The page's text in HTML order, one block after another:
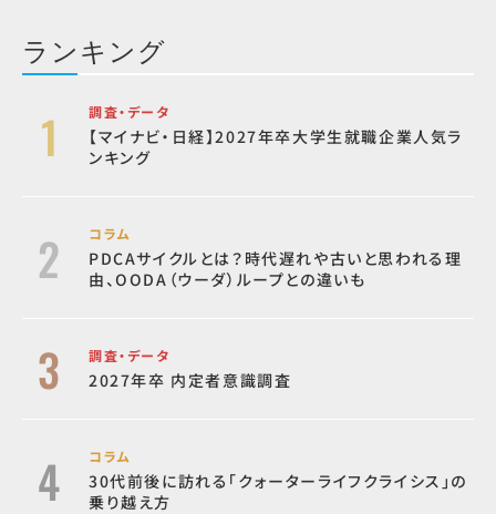
ランキング
調査・データ
【マイナビ・日経】2027年卒大学生就職企業人気ラ
ンキング
コラム
PDCAサイクルとは？時代遅れや古いと思われる理
由、OODA（ウーダ）ループとの違いも
調査・データ
2027年卒 内定者意識調査
コラム
30代前後に訪れる「クォーターライフクライシス」の
乗り越え方